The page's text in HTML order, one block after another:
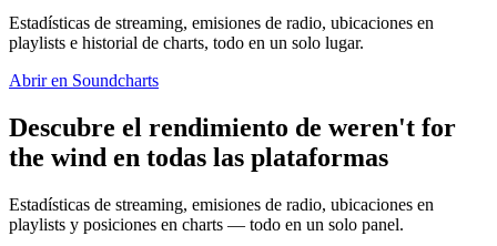
Estadísticas de streaming, emisiones de radio, ubicaciones en
playlists e historial de charts, todo en un solo lugar.
Abrir en Soundcharts
Descubre el rendimiento de weren't for
the wind en todas las plataformas
Estadísticas de streaming, emisiones de radio, ubicaciones en
playlists y posiciones en charts — todo en un solo panel.